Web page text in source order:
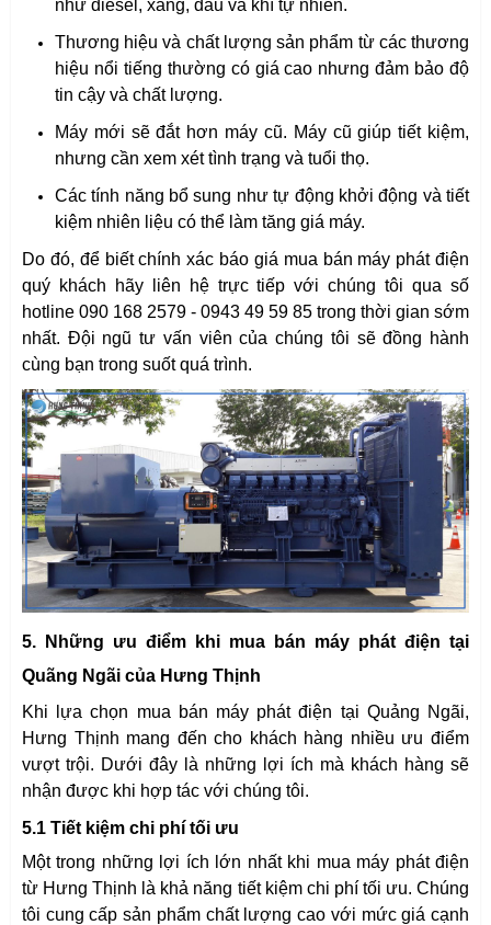
như diesel, xăng, dầu và khí tự nhiên.
Thương hiệu và chất lượng sản phẩm từ các thương
hiệu nổi tiếng thường có giá cao nhưng đảm bảo độ
tin cậy và chất lượng.
Máy mới sẽ đắt hơn máy cũ. Máy cũ giúp tiết kiệm,
nhưng cần xem xét tình trạng và tuổi thọ.
Các tính năng bổ sung như tự động khởi động và tiết
kiệm nhiên liệu có thể làm tăng giá máy.
Do đó, để biết chính xác báo giá mua bán máy phát điện
quý khách hãy liên hệ trực tiếp với chúng tôi qua số
hotline 090 168 2579 - 0943 49 59 85 trong thời gian sớm
nhất. Đội ngũ tư vấn viên của chúng tôi sẽ đồng hành
cùng bạn trong suốt quá trình.
5. Những ưu điểm khi mua bán máy phát điện tại
Quãng Ngãi của Hưng Thịnh
Khi lựa chọn mua bán máy phát điện tại Quảng Ngãi,
Hưng Thịnh mang đến cho khách hàng nhiều ưu điểm
vượt trội. Dưới đây là những lợi ích mà khách hàng sẽ
nhận được khi hợp tác với chúng tôi.
5.1 Tiết kiệm chi phí tối ưu
Một trong những lợi ích lớn nhất khi mua máy phát điện
từ Hưng Thịnh là khả năng tiết kiệm chi phí tối ưu. Chúng
tôi cung cấp sản phẩm chất lượng cao với mức giá cạnh